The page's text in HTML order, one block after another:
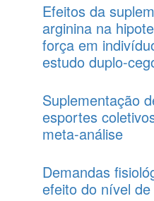
Efeitos da
arginina na
força em
estudo duplo-
Suplementação
esportes
meta-análise
Demandas
efeito do nível